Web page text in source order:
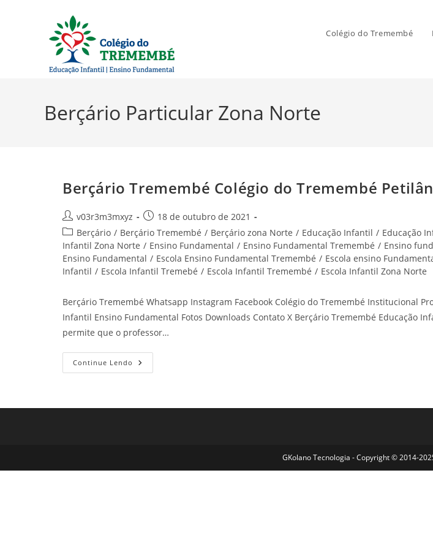
Colégio do Tremembé
Berçário Particular Zona Norte
Berçário Tremembé Colégio do Tremembé
Autor
do
post:
v03r3m3mxyz
Post
publicado:
18 de outubro de 2021
Categoria
do
post:
Berçário / Berçário Tremembé / Berçário zona Norte / Educação Infantil / Educação
Infantil Zona Norte / Ensino Fundamental / Ensino Fundamental Tremembé / Ensino
Ensino Fundamental / Escola Ensino Fundamental Tremembé / Escola ensino
Infantil / Escola Infantil Tremebé / Escola Infantil Tremembé / Escola Infantil Zona Norte
Berçário Tremembé Whatsapp Instagram Facebook Colégio do Tremembé Institucional
Infantil Ensino Fundamental Fotos Downloads Contato X Berçário Tremembé Educação
permite que o professor…
Continue Lendo Berçário
Tremembé
Petilândia
GKolano Tecnologia - Copyright © 2014-